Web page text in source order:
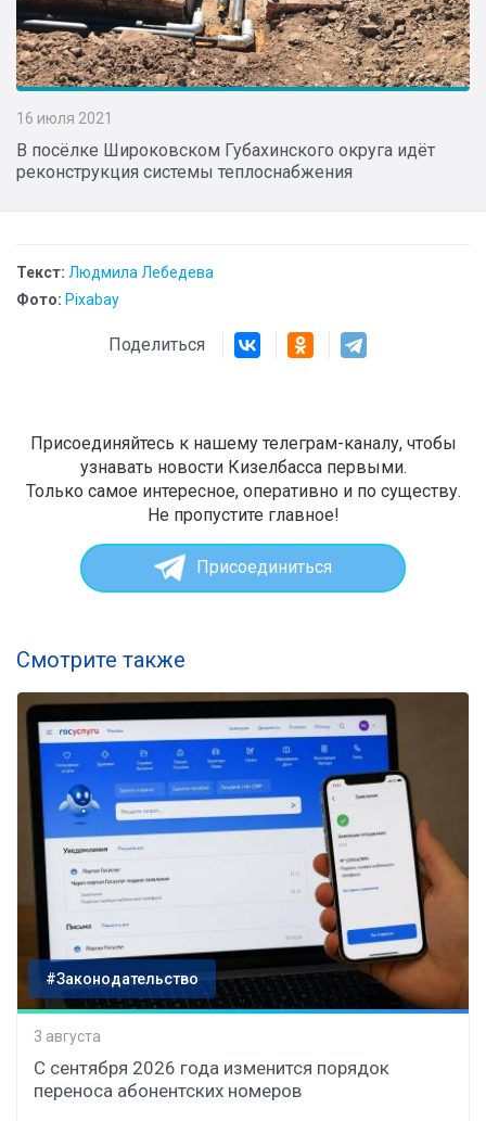
16 июля 2021
В посёлке Широковском Губахинского округа идёт
реконструкция системы теплоснабжения
Текст: Людмила Лебедева
Фото: Pixabay
Поделиться
Присоединяйтесь к нашему телеграм-каналу, чтобы
узнавать новости Кизелбасса первыми.
Только самое интересное, оперативно и по существу.
Не пропустите главное!
Присоединиться
Смотрите также
#Законодательство
3 августа
С сентября 2026 года изменится порядок
переноса абонентских номеров